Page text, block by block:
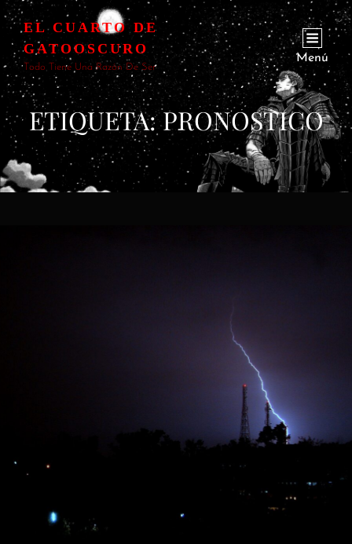
EL CUARTO DE
GATOOSCURO
Todo Tiene Una Razón De Ser
Menú
ETIQUETA:PRONOSTICO